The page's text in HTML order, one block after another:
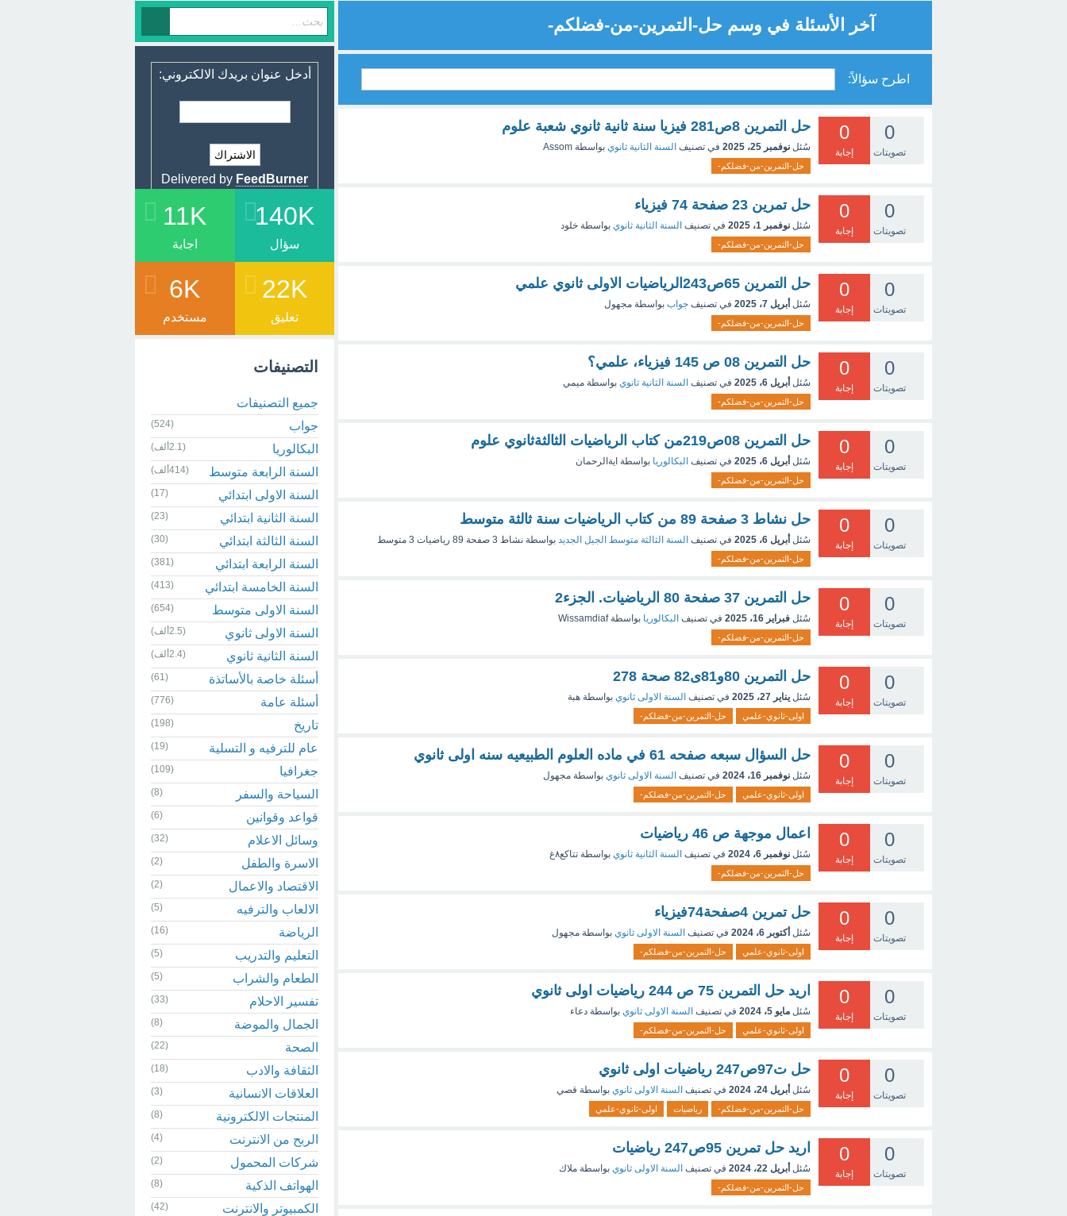
آخر الأسئلة في وسم حل-التمرين-من-فضلكم-
اطرح سؤالاً:
0
تصويتات
0
إجابة
حل التمرين 8ص281 فيزيا سنة ثانية ثانوي شعبة علوم
سُئل نوفمبر 25، 2025 في تصنيف السنة الثانية ثانوي بواسطة Assom
حل-التمرين-من-فضلكم-
0
تصويتات
0
إجابة
حل تمرين 23 صفحة 74 فيزياء
سُئل نوفمبر 1، 2025 في تصنيف السنة الثانية ثانوي بواسطة خلود
حل-التمرين-من-فضلكم-
0
تصويتات
0
إجابة
حل التمرين 65ص243الرياضيات الاولى ثانوي علمي
سُئل أبريل 7، 2025 في تصنيف جواب بواسطة مجهول
حل-التمرين-من-فضلكم-
0
تصويتات
0
إجابة
حل التمرين 08 ص 145 فيزياء، علمي؟
سُئل أبريل 6، 2025 في تصنيف السنة الثانية ثانوي بواسطة ميمي
حل-التمرين-من-فضلكم-
0
تصويتات
0
إجابة
حل التمرين 08ص219من كتاب الرياضيات الثالثةثانوي علوم
سُئل أبريل 6، 2025 في تصنيف البكالوريا بواسطة ايةالرحمان
حل-التمرين-من-فضلكم-
0
تصويتات
0
إجابة
حل نشاط 3 صفحة 89 من كتاب الرياضيات سنة ثالثة متوسط
سُئل أبريل 6، 2025 في تصنيف السنة الثالثة متوسط الجيل الجديد بواسطة نشاط 3 صفحة 89 رياضيات 3 متوسط
حل-التمرين-من-فضلكم-
0
تصويتات
0
إجابة
حل التمرين 37 صفحة 80 الرياضيات. الجزء2
سُئل فبراير 16، 2025 في تصنيف البكالوريا بواسطةWissamdiaf
حل-التمرين-من-فضلكم-
0
تصويتات
0
إجابة
حل التمرين 80و81ى82 صحة 278
سُئل يناير 27، 2025 في تصنيف السنة الاولى ثانوي بواسطة هبة
اولى-ثانوي-علمي حل-التمرين-من-فضلكم-
0
تصويتات
0
إجابة
حل السؤال سبعه صفحه 61 في ماده العلوم الطبيعيه سنه اولى ثانوي
سُئل نوفمبر 16، 2024 في تصنيف السنة الاولى ثانوي بواسطة مجهول
اولى-ثانوي-علمي حل-التمرين-من-فضلكم-
0
تصويتات
0
إجابة
اعمال موجهة ص 46 رياضيات
سُئل نوفمبر 6، 2024 في تصنيف السنة الثانية ثانوي بواسطة تتاكع٨غ
حل-التمرين-من-فضلكم-
0
تصويتات
0
إجابة
حل تمرين 4صفحة74فيزياء
سُئل أكتوبر 6، 2024 في تصنيف السنة الاولى ثانوي بواسطة مجهول
اولى-ثانوي-علمي حل-التمرين-من-فضلكم-
0
تصويتات
0
إجابة
اريد حل التمرين 75 ص 244 رياضيات اولى ثانوي
سُئل مايو 5، 2024 في تصنيف السنة الاولى ثانوي بواسطة دعاء
اولى-ثانوي-علمي حل-التمرين-من-فضلكم-
0
تصويتات
0
إجابة
حل ت97ص247 رياضيات اولى ثانوي
سُئل أبريل 24، 2024 في تصنيف السنة الاولى ثانوي بواسطة قصي
حل-التمرين-من-فضلكم- رياضيات اولى-ثانوي-علمي
0
تصويتات
0
إجابة
اريد حل تمرين 95ص247 رياضيات
سُئل أبريل 22، 2024 في تصنيف السنة الاولى ثانوي بواسطة ملاك
حل-التمرين-من-فضلكم-
أدخل عنوان بريدك الالكتروني:
Delivered by FeedBurner
140K
سؤال
11K
اجابة
22K
تعليق
6K
مستخدم
التصنيفات
جميع التصنيفات
جواب
(524)
البكالوريا (2.1ألف)
السنة الرابعة متوسط (414ألف)
السنة الاولى ابتدائي (17)
السنة الثانية ابتدائي (23)
السنة الثالثة ابتدائي (30)
السنة الرابعة ابتدائي (381)
السنة الخامسة ابتدائي (413)
السنة الاولى متوسط (654)
السنة الاولى ثانوي (2.5ألف)
السنة الثانية ثانوي (2.4ألف)
أسئلة خاصة بالأساتذة (61)
أسئلة عامة (776)
تاريخ (198)
عام للترفيه و التسلية (19)
جغرافيا (109)
السياحة والسفر (8)
قواعد وقوانين (6)
وسائل الاعلام (32)
الاسرة والطفل (2)
الاقتصاد والاعمال (2)
الالعاب والترفيه (5)
الرياضة (16)
التعليم والتدريب (5)
الطعام والشراب (5)
تفسير الاحلام (33)
الجمال والموضة (8)
الصحة (22)
الثقافة والادب (18)
العلاقات الانسانية (3)
المنتجات الالكترونية (8)
الربح من الانترنت (4)
شركات المحمول (2)
الهواتف الذكية (8)
الكمبيوتر والانترنت (42)